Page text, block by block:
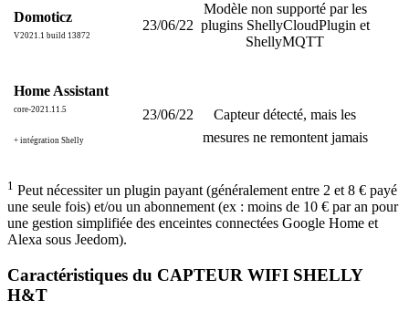
Domoticz
V2021.1 build 13872
23/06/22
Modèle non supporté par les
plugins ShellyCloudPlugin et
ShellyMQTT
Home Assistant
core-2021.11.5
+ intégration Shelly
23/06/22
Capteur détecté, mais les
mesures ne remontent jamais
1 Peut nécessiter un plugin payant (généralement entre 2 et 8 € payé
une seule fois) et/ou un abonnement (ex : moins de 10 € par an pour
une gestion simplifiée des enceintes connectées Google Home et
Alexa sous Jeedom).
Caractéristiques du CAPTEUR WIFI SHELLY
H&T